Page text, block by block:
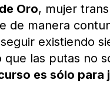
Oro, mujer
de manera
existiendo
las putas no
es sólo